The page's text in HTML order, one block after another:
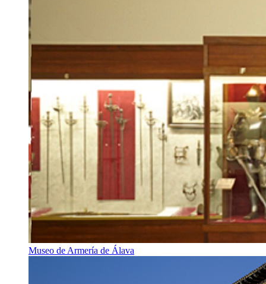
Museo de Armería de Álava